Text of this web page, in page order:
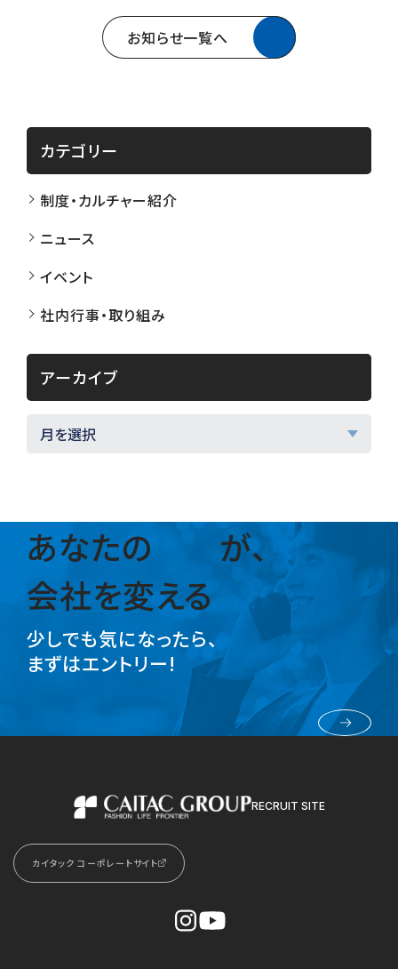
お知らせ一覧へ
カテゴリー
制度・カルチャー紹介
ニュース
イベント
社内行事・取り組み
アーカイブ
あなたの
が、
会社を変える
少しでも気になったら、
まずはエントリー!
RECRUIT SITE
カイタック コーポレートサイト